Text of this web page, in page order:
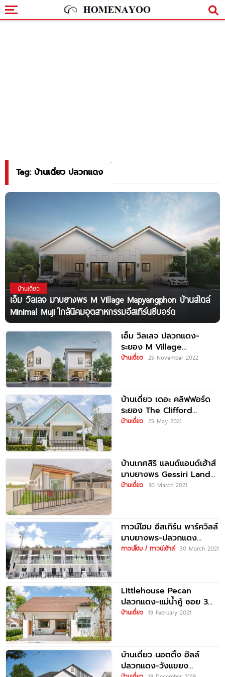
Tag: บ้านเดี่ยว ปลวกแดง
บ้านเดี่ยว
เอ็ม วิลเลจ มาบยางพร M Village Mapyangphon บ้านสไตล์
Minimal Muji ใกล้นิคมอุตสาหกรรมอีสเทิร์นซีบอร์ด
เอ็ม วิลเลจ ปลวกแดง-
ระยอง M Village
Pluakdang-Rayong ราคา
บ้านเดี่ยว 25 November 2022
บ้านเดี่ยว เดอะ คลิฟฟอร์ด
ระยอง The Clifford
Rayong
บ้านเดี่ยว 25 May 2021
บ้านเกศสิริ แลนด์แอนด์เฮ้าส์
มาบยางพร Gessiri Land
and Houses
บ้านเดี่ยว 30 March 2021
ทาวน์โฮม อีสเทิร์น พาร์ควิลล์
มาบยางพร-ปลวกแดง
Eastern Parksville
ทาวน์โฮม / ทาวน์เฮ้าส์ 30 March 2021
Littlehouse Pecan
ปลวกแดง-แม่น้ำคู้ ซอย 3
บ้านเดียว และ บ้านแฝด
บ้านเดี่ยว 19 February 2021
บ้านเดี่ยว นอตติ้ง ฮิลล์
ปลวกแดง-วังแขยง